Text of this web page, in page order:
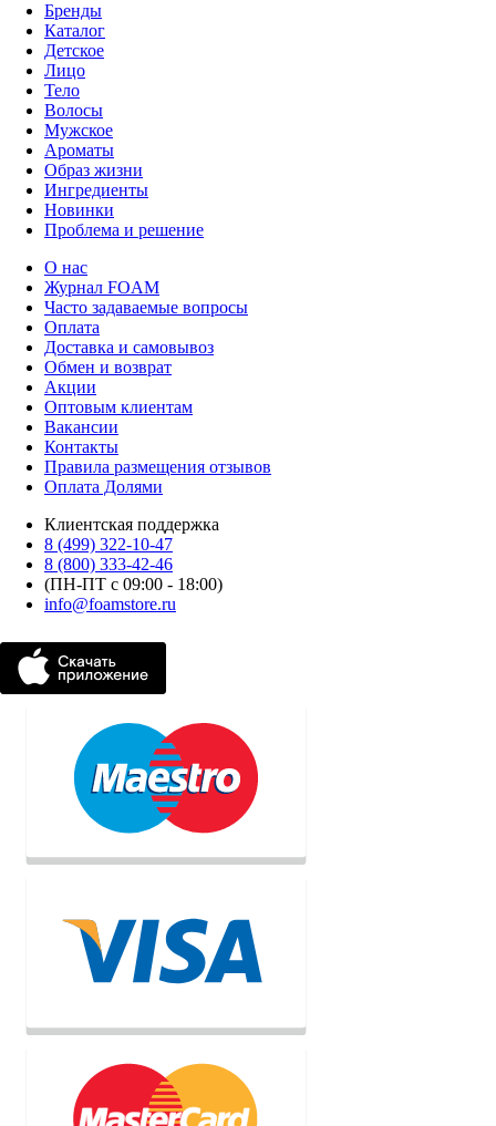
Бренды
Каталог
Детское
Лицо
Тело
Волосы
Мужское
Ароматы
Образ жизни
Ингредиенты
Новинки
Проблема и решение
О нас
Журнал FOAM
Часто задаваемые вопросы
Оплата
Доставка и самовывоз
Обмен и возврат
Акции
Оптовым клиентам
Вакансии
Контакты
Правила размещения отзывов
Оплата Долями
Клиентская поддержка
8 (499) 322-10-47
8 (800) 333-42-46
(ПН-ПТ с 09:00 - 18:00)
info@foamstore.ru